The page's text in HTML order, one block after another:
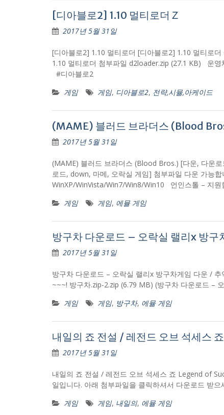
[디아블로2] 1.10 멀티로더 Ζ
2017년 5월 31일
[디아블로2] 1.10 멀티로더 [디아블로2] 1.10 멀티로
1.10 멀티로더 첨부파일 d2loader.zip (27.1 KB) 운
#디아블로2
게임
게임, 디아블로2, 전략,시뮬,아케이드
(MAME) 블러드 브라더스 (Blood
2017년 5월 31일
(MAME) 블러드 브라더스 (Blood Bros.) [다운, 다운
로드, down, 마메, 오락실 게임] 첨부파일 다운 가
WinXP/WinVista/Win7/Win8/Win10 언인스톨 – 지
게임
게임, 에뮬 게임
방구차 다운로드 – 오락실 랠리x 방
2017년 5월 31일
방구차 다운로드 – 오락실 랠리x 방구차게임 다운 /
~~~! 방구차.zip-2.zip (6.79 MB) (방구차 다운로드 –
게임
게임, 방구차, 에뮬 게임
내일의 죠 전설 / 레전드 오브 석세스
2017년 5월 31일
내일의 죠 전설 / 레전드 오브 석세스 죠 Legend of
일입니다. 아래 첨부파일을 클릭하셔서 다운로드 받
게임
게임, 내일의, 에뮬 게임